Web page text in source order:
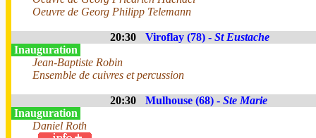
Oeuvre de Georg Philipp Telemann
20:30 Viroflay (78) - St Eustache
Inauguration
Jean-Baptiste Robin
Ensemble de cuivres et percussion
20:30 Mulhouse (68) - Ste Marie
Inauguration
Daniel Roth